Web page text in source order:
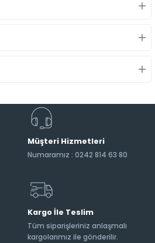
Müşteri Hizmetleri
Numaramız : 0242 814 63 80
Kargo İle Teslim
Tüm siparişleriniz anlaşmalı
kargolarımız ile gönderilir.